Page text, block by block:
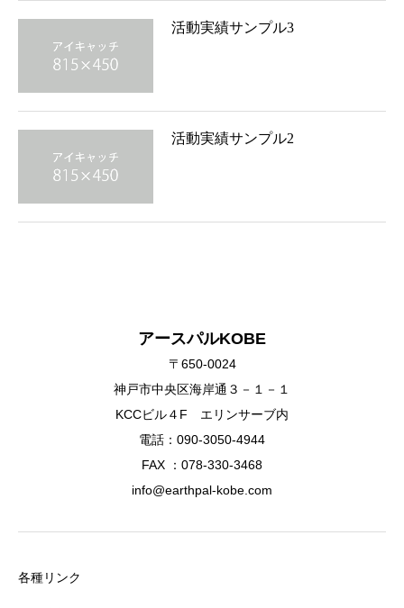
活動実績サンプル3
活動実績サンプル2
アースパルKOBE
〒650-0024
神戸市中央区海岸通３－１－１
KCCビル４F エリンサーブ内
電話：090-3050-4944
FAX ：078-330-3468
info@earthpal-kobe.com
各種リンク